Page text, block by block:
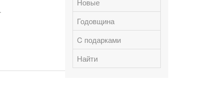
Новые
Годовщина
C подарками
Найти